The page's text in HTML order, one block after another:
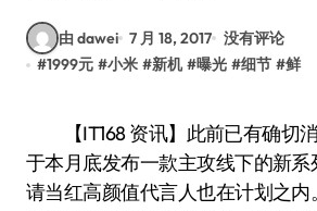
由 dawei 7 月 18, 2017 没有评论
#1999元 #小米 #新机 #曝光 #细节 #鲜
【IT168 资讯】此前已有确切消息显示，小米将
于本月底发布一款主攻线下的新
请当红高颜值代言人也在计划之